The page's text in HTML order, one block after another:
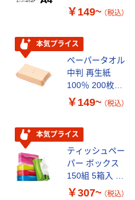
ーホワイト+
￥149~ （税込）
本気プライス
ペーパータオル
中判 再生紙
100％ 200枚
FSC認証 シング
￥149~ （税込）
本気プライス
ティッシュペー
パー ボックス
150組 5箱入 ア
スクル スマート
￥307~ （税込）